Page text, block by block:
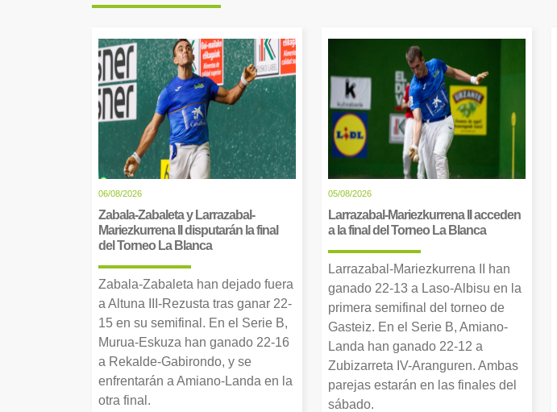
06/08/2026
Zabala-Zabaleta y Larrazabal-
Mariezkurrena II disputarán la final
del Torneo La Blanca
Zabala-Zabaleta han dejado fuera
a Altuna III-Rezusta tras ganar 22-
15 en su semifinal. En el Serie B,
Murua-Eskuza han ganado 22-16
a Rekalde-Gabirondo, y se
enfrentarán a Amiano-Landa en la
otra final.
05/08/2026
Larrazabal-Mariezkurrena II acceden
a la final del Torneo La Blanca
Larrazabal-Mariezkurrena II han
ganado 22-13 a Laso-Albisu en la
primera semifinal del torneo de
Gasteiz. En el Serie B, Amiano-
Landa han ganado 22-12 a
Zubizarreta IV-Aranguren. Ambas
parejas estarán en las finales del
sábado.